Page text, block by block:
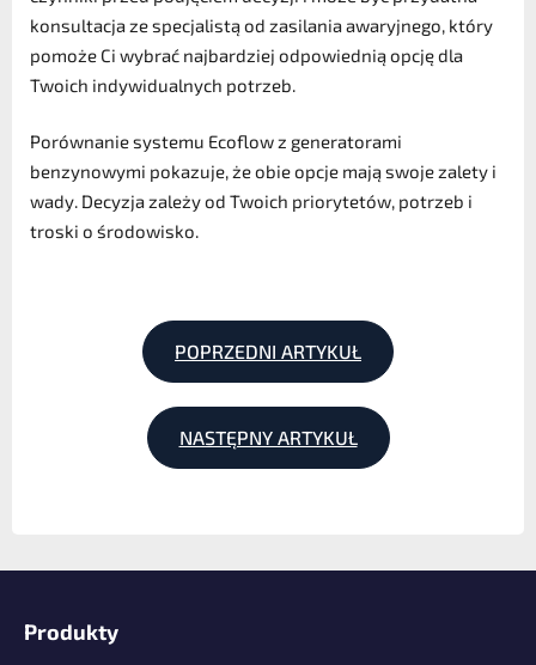
konsultacja ze specjalistą od zasilania awaryjnego, który
pomoże Ci wybrać najbardziej odpowiednią opcję dla
Twoich indywidualnych potrzeb.
Porównanie systemu Ecoflow z generatorami
benzynowymi pokazuje, że obie opcje mają swoje zalety i
wady. Decyzja zależy od Twoich priorytetów, potrzeb i
troski o środowisko.
POPRZEDNI ARTYKUŁ
NASTĘPNY ARTYKUŁ
Produkty